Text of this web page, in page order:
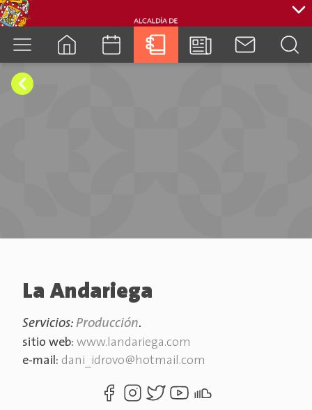
La Andariega
Servicios: Producción.
sitio web: www.landariega.com
e-mail: dani_idrovo@hotmail.com